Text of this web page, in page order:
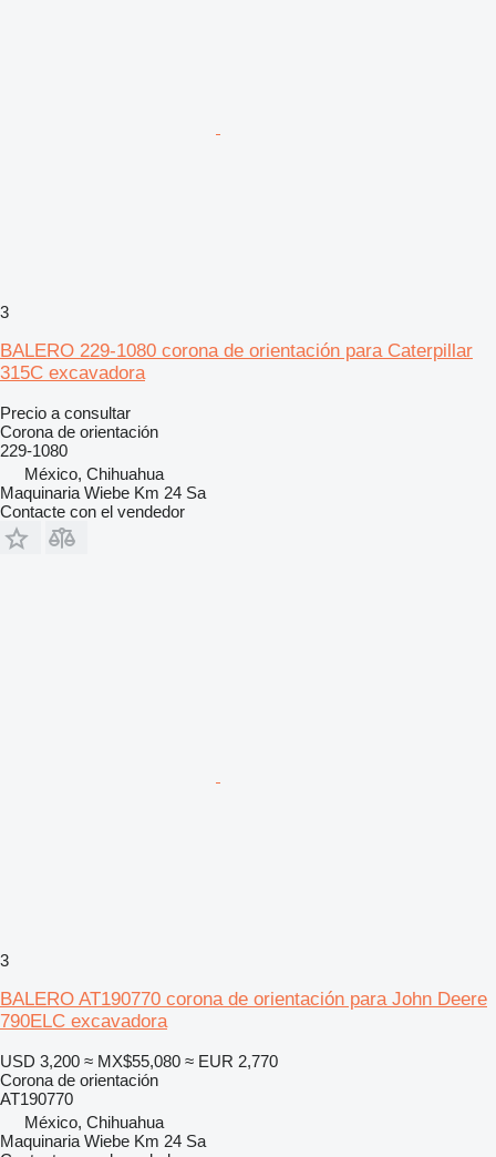
3
BALERO 229-1080 corona de orientación para Caterpillar
315C excavadora
Precio a consultar
Corona de orientación
229-1080
México, Chihuahua
Maquinaria Wiebe Km 24 Sa
Contacte con el vendedor
3
BALERO AT190770 corona de orientación para John Deere
790ELC excavadora
USD 3,200 ≈ MX$55,080 ≈ EUR 2,770
Corona de orientación
AT190770
México, Chihuahua
Maquinaria Wiebe Km 24 Sa